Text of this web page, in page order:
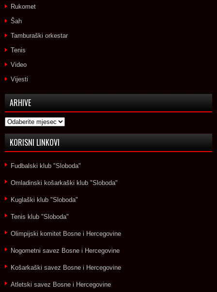
Rukomet
Šah
Tamburaški orkestar
Tenis
Video
Vijesti
ARHIVE
Arhive
KORISNI LINKOVI
Fudbalski klub "Sloboda"
Omladinski košarkaški klub "Sloboda"
Kuglaški klub "Sloboda"
Tenis klub "Sloboda"
Olimpijski komitet Bosne i Hercegovine
Nogometni savez Bosne i Hercegovine
Košarkaški savez Bosne i Hercegovine
Atletski savez Bosne i Hercegovine